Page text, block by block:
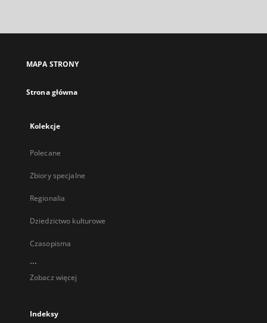
MAPA STRONY
Strona główna
Kolekcje
Polecane
Zbiory specjalne
Regionalia
Dziedzictwo kulturowe
Czasopisma
...
Zobacz więcej
Indeksy